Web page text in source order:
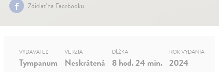
Zdielať na Facebooku
VYDAVATEĽ
Tympanum
VERZIA
Neskrátená
DĹŽKA
8 hod. 24 min.
ROK VYDANIA
2024